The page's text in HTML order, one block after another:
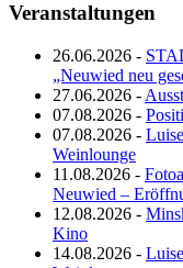
Veranstaltungen
26.06.2026 -
„Neuwied neu
27.06.2026 -
07.08.2026 -
07.08.2026 -
Weinlounge
11.08.2026 -
Neuwied –
12.08.2026 -
Kino
14.08.2026 -